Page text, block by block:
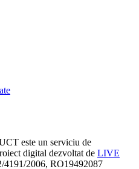
este un serviciu de
digital dezvoltat de LIVE
4191/2006, RO19492087